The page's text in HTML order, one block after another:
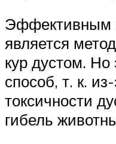
Эффективным
является
кур дустом.
способ, т. к.
токсичности
гибель